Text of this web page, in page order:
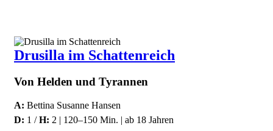
Drusilla im Schattenreich
Von Helden und Tyrannen
A: Bettina Susanne Hansen
D: 1 /H: 2 | 120–150 Min. | ab 18 Jahren